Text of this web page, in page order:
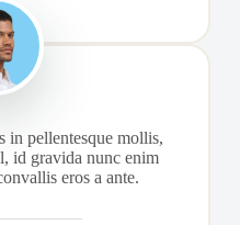
in pellentesque mollis,
id gravida nunc enim
eros a ante.